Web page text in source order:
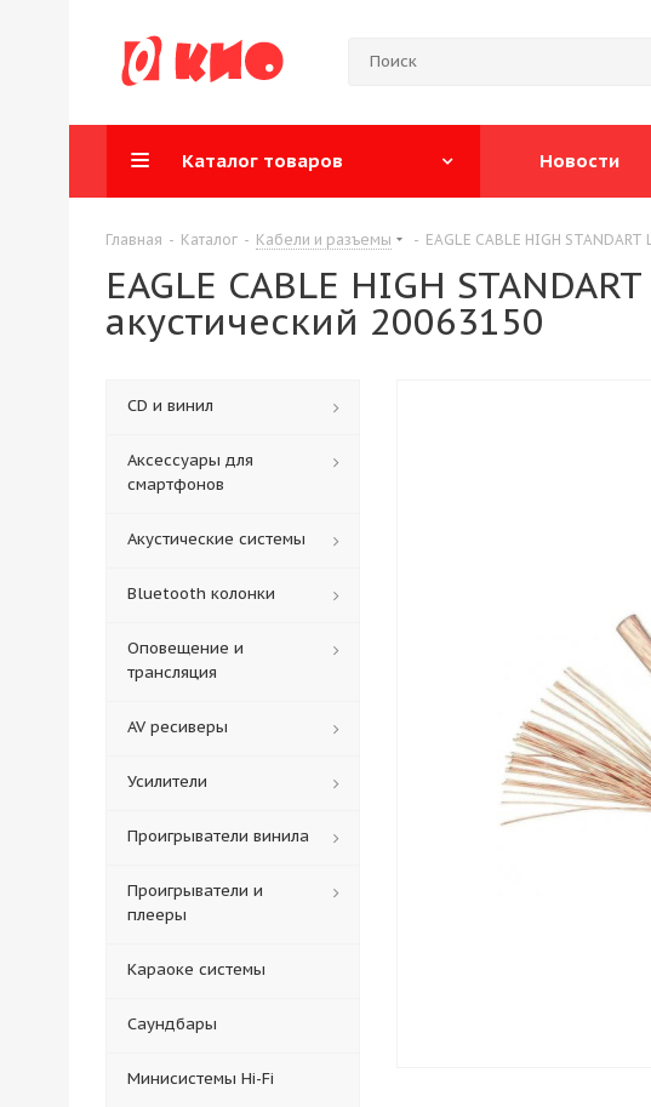
Каталог товаров Новости
Главная - Каталог - Кабели и разъемы - EAGLE CABLE HIGH
EAGLE CABLE HIGH
акустический 20063150
CD и винил
Аксессуары для
смартфонов
Акустические системы
Bluetooth колонки
Оповещение и
трансляция
AV ресиверы
Усилители
Проигрыватели винила
Проигрыватели и
плееры
Караоке системы
Саундбары
Минисистемы Hi-Fi